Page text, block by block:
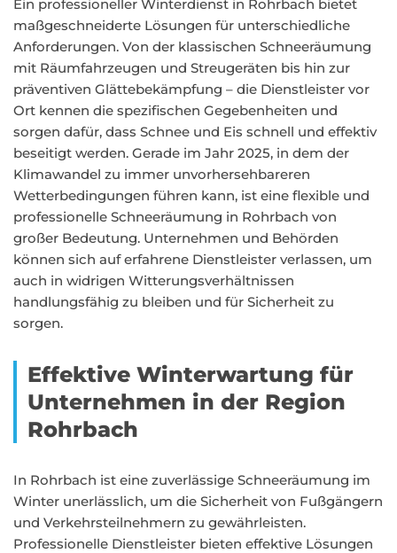
Ein professioneller Winterdienst in Rohrbach bietet
maßgeschneiderte Lösungen für unterschiedliche
Anforderungen. Von der klassischen Schneeräumung
mit Räumfahrzeugen und Streugeräten bis hin zur
präventiven Glättebekämpfung – die Dienstleister vor
Ort kennen die spezifischen Gegebenheiten und
sorgen dafür, dass Schnee und Eis schnell und effektiv
beseitigt werden. Gerade im Jahr 2025, in dem der
Klimawandel zu immer unvorhersehbareren
Wetterbedingungen führen kann, ist eine flexible und
professionelle Schneeräumung in Rohrbach von
großer Bedeutung. Unternehmen und Behörden
können sich auf erfahrene Dienstleister verlassen, um
auch in widrigen Witterungsverhältnissen
handlungsfähig zu bleiben und für Sicherheit zu
sorgen.
Effektive Winterwartung für
Unternehmen in der Region
Rohrbach
In Rohrbach ist eine zuverlässige Schneeräumung im
Winter unerlässlich, um die Sicherheit von Fußgängern
und Verkehrsteilnehmern zu gewährleisten.
Professionelle Dienstleister bieten effektive Lösungen